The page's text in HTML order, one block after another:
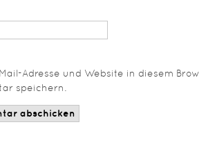
Adresse und Website in diesem
speichern.